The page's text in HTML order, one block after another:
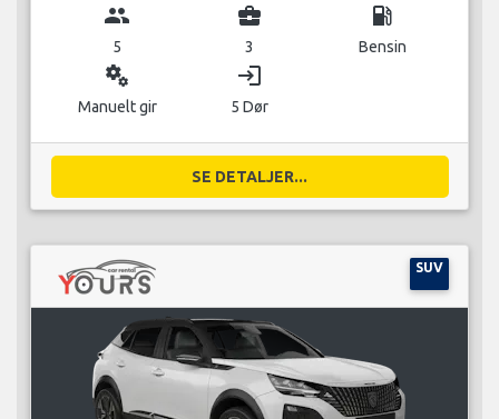
group
5
business_center
3
local_gas_station
Bensin
miscellaneous_services
Manuelt gir
login
5 Dør
SE DETALJER...
SUV